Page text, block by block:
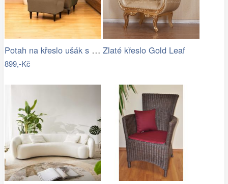
Potah na křeslo ušák s podsedákem…
899,-Kč
Zlaté křeslo Gold Leaf